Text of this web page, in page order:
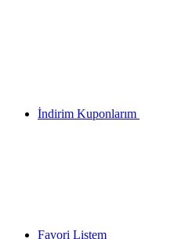
İndirim Kuponlarım
Favori Listem